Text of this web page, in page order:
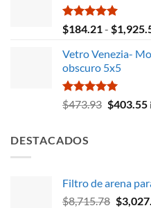
Valorado
con
de 5
$184.21- $
Vetro Venezia-
obscuro 5x5
Valorado
con
$473.93 El
$403.55
DESTACADOS
Filtro de arena
$8,715.78 El
$